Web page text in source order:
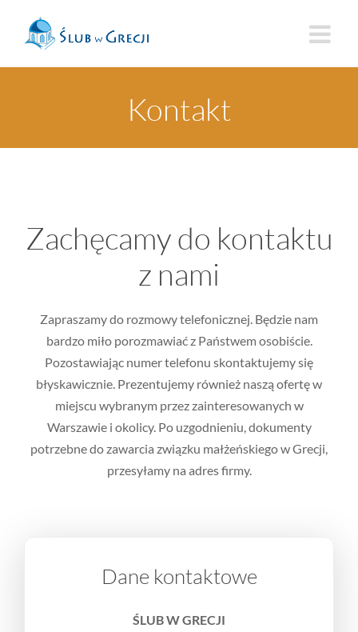
content
Kontakt
Zachęcamy do kontaktu
z nami
Zapraszamy do rozmowy telefonicznej. Będzie nam
bardzo miło porozmawiać z Państwem osobiście.
Pozostawiając numer telefonu skontaktujemy się
błyskawicznie. Prezentujemy również naszą ofertę w
miejscu wybranym przez zainteresowanych w
Warszawie i okolicy. Po uzgodnieniu, dokumenty
potrzebne do zawarcia związku małżeńskiego w Grecji,
przesyłamy na adres firmy.
Dane kontaktowe
ŚLUB W GRECJI